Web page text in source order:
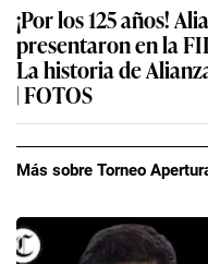
¡Por los 125 años!
presentaron en la
La historia de
| FOTOS
Más sobre Torneo